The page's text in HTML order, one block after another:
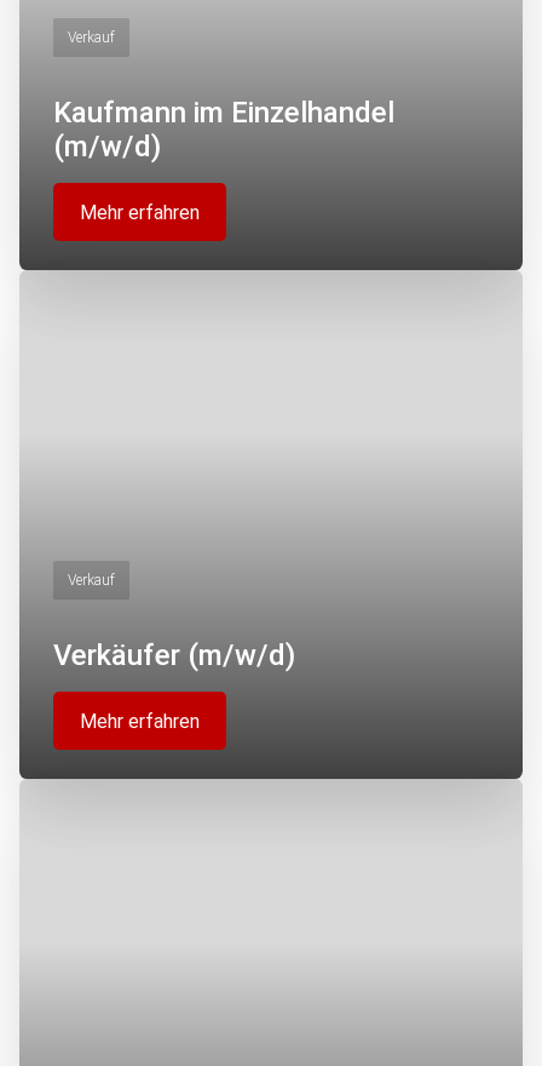
Verkauf
Kaufmann im Einzelhandel
(m/w/d)
Mehr erfahren
Verkauf
Verkäufer (m/w/d)
Mehr erfahren